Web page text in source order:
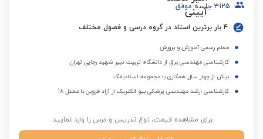
3125 جلسه موفق
4 بار برترین استاد در گروه درسی و فصول مختلف
معلم رسمی آموزش و پرورش
کارشناسی مهندسی برق از دانشگاه تربیت دبیر شهید رجایی تهران
بیش از چهار سال همکاری با مجموعه استادبانک
کارشناسی ارشد مهندسی پزشکی بیو الکتریک از آزاد قزوین با معدل 18
برای مشاهده قیمت، نوع تدریس و درس را وارد نمایید: